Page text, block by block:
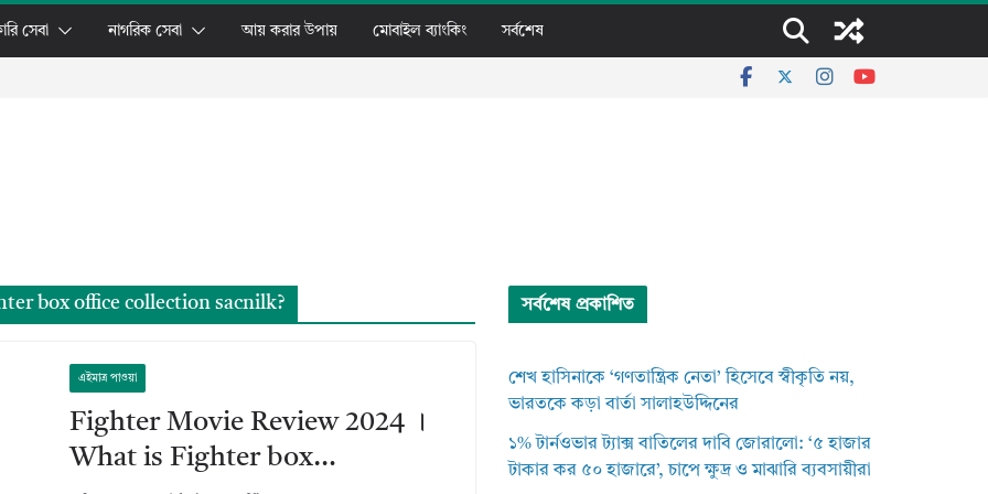
সেবা নাগরিক সেবা আয় করার উপায় মোবাইল ব্যাংকিং সর্বশেষ
box office collection sacnilk?
এইমাত্র পাওয়া
Fighter Movie Review 2024 ।
What is Fighter box…
সর্বশেষ প্রকাশিত
শেখ হাসিনাকে ‘গণতান্ত্রিক নেতা’ হিসেবে স্বীকৃতি নয়,
ভারতকে কড়া বার্তা সালাহউদ্দিনের
১% টার্নওভার ট্যাক্স বাতিলের দাবি জোরালো: ‘৫ হাজার
টাকার কর ৫০ হাজারে’, চাপে ক্ষুদ্র ও মাঝারি ব্যবসায়ীরা